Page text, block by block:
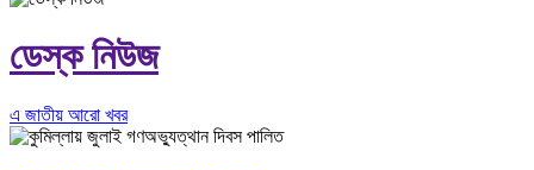
ডেস্ক নিউজ
এ জাতীয় আরো খবর